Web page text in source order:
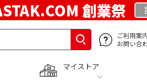
創業祭
ご利用案
お問い合
マイストア